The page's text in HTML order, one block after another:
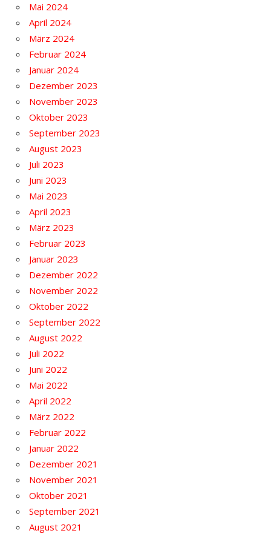
Mai 2024
April 2024
März 2024
Februar 2024
Januar 2024
Dezember 2023
November 2023
Oktober 2023
September 2023
August 2023
Juli 2023
Juni 2023
Mai 2023
April 2023
März 2023
Februar 2023
Januar 2023
Dezember 2022
November 2022
Oktober 2022
September 2022
August 2022
Juli 2022
Juni 2022
Mai 2022
April 2022
März 2022
Februar 2022
Januar 2022
Dezember 2021
November 2021
Oktober 2021
September 2021
August 2021